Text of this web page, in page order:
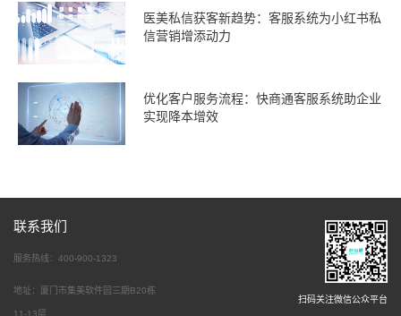
医美私信获客新趋势：客服系统为小红书私
信营销增添动力
优化客户服务流程：快商通客服系统助企业
实现降本增效
联系我们
服务热线：400-900-1323
地址：厦门市集美软件园三期B20栋
扫码关注微信公众平台